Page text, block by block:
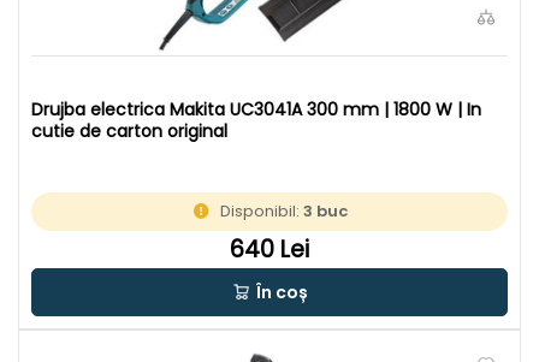
Drujba electrica Makita UC3041A 300 mm | 1800 W | In
cutie de carton original
Disponibil: 3 buc
640 Lei
În coș